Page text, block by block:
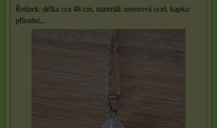
Řetízek: délka cca 48 cm, materiál: nerezová ocel, kapka:
přírodní...